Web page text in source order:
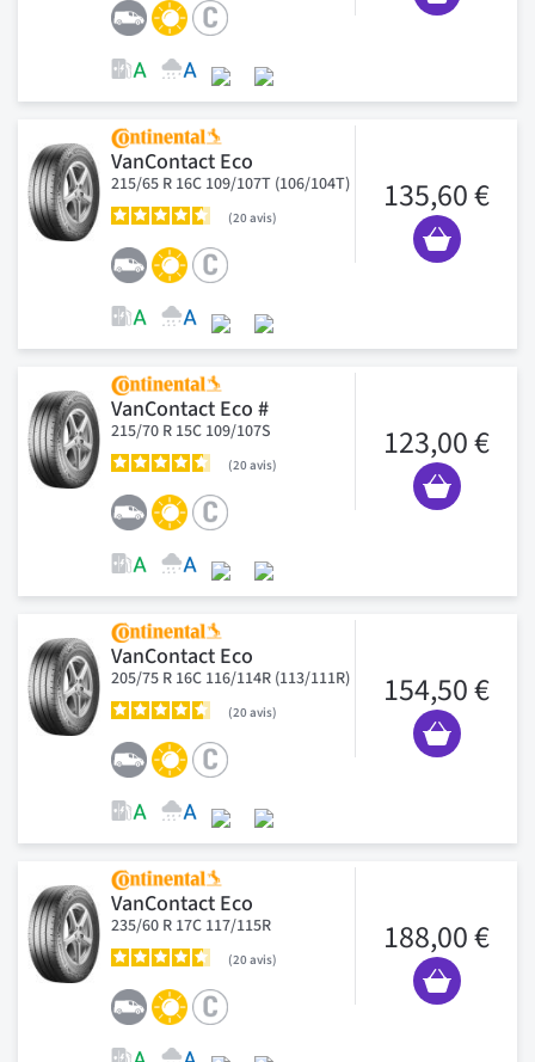
VanContact Eco
215/65 R 16C 109/107T (106/104T)
20avis
135,60 €
VanContact Eco #
215/70 R 15C 109/107S
20avis
123,00 €
VanContact Eco
205/75 R 16C 116/114R (113/111R)
20avis
154,50 €
VanContact Eco
235/60 R 17C 117/115R
20avis
188,00 €